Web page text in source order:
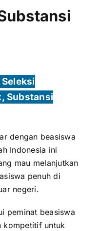
Substansi
dengan beasiswa
Indonesia ini
mau melanjutkan
penuh di
negeri.
peminat beasiswa
kompetitif untuk